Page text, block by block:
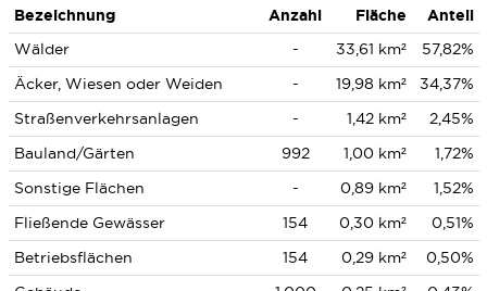
Bezeichnung Anzahl Fläche
Anteil
Wälder
- 33,61 km²
57,82%
Äcker, Wiesen oder Weiden
- 19,98 km²
34,37%
Straßenverkehrsanlagen
- 1,42 km²
2,45%
Bauland/Gärten
992 1,00 km²
1,72%
Sonstige Flächen
- 0,89 km²
1,52%
Fließende Gewässer
154 0,30 km²
0,51%
Betriebsflächen
154 0,29 km²
0,50%